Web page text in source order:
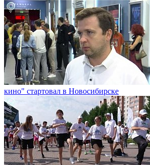
кино" стартовал в Новосибирске